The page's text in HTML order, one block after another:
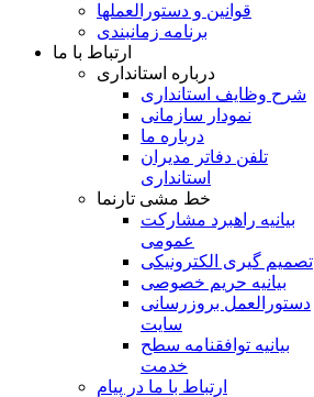
قوانین و دستورالعملها
برنامه زمانبندی
ارتباط با ما
درباره استانداری
شرح وظایف استانداری
نمودار سازمانی
درباره ما
تلفن دفاتر مدیران
استانداری
خط مشی تارنما
بیانیه راهبرد مشارکت
عمومی
تصمیم گیری الکترونیکی
بیانیه حریم خصوصی
دستورالعمل بروزرسانی
سایت
بیانیه توافقنامه سطح
خدمت
ارتباط با ما در پیام